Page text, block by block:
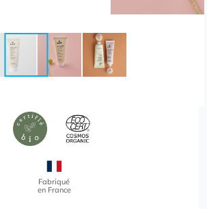
Fabriqué
en France